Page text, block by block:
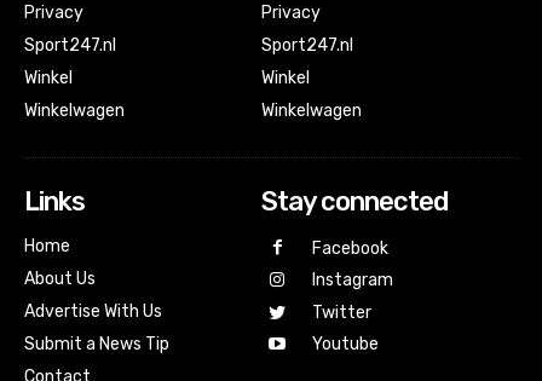
Privacy
Sport247.nl
Winkel
Winkelwagen
Privacy
Sport247.nl
Winkel
Winkelwagen
Links
Home
About Us
Advertise With Us
Submit a News Tip
Stay connected
Facebook
Instagram
Twitter
Youtube